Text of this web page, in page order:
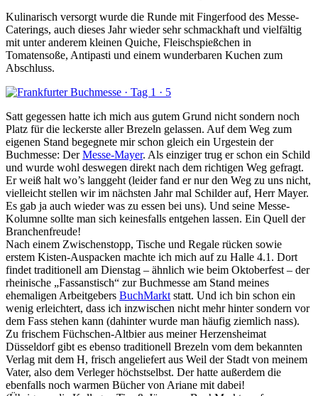
Kulinarisch versorgt wurde die Runde mit Fingerfood des Messe-
Caterings, auch dieses Jahr wieder sehr schmackhaft und vielfältig
mit unter anderem kleinen Quiche, Fleischspießchen in
Tomatensoße, Antipasti und einem wunderbaren Kuchen zum
Abschluss.
Satt gegessen hatte ich mich aus gutem Grund nicht sondern noch
Platz für die leckerste aller Brezeln gelassen. Auf dem Weg zum
eigenen Stand begegnete mir schon gleich ein Urgestein der
Buchmesse: DerMesse-Mayer. Als einziger trug er schon ein Schild
und wurde wohl deswegen direkt nach dem richtigen Weg gefragt.
Er weiß halt wo’s langgeht (leider fand er nur den Weg zu uns nicht,
vielleicht stellen wir im nächsten Jahr mal Schilder auf, Herr Mayer.
Es gab ja auch wieder was zu essen bei uns). Und seine Messe-
Kolumne sollte man sich keinesfalls entgehen lassen. Ein Quell der
Branchenfreude!
Nach einem Zwischenstopp, Tische und Regale rücken sowie
erstem Kisten-Auspacken machte ich mich auf zu Halle 4.1. Dort
findet traditionell am Dienstag – ähnlich wie beim Oktoberfest – der
rheinische „Fassanstisch“ zur Buchmesse am Stand meines
ehemaligen Arbeitgebers BuchMarktstatt. Und ich bin schon ein
wenig erleichtert, dass ich inzwischen nicht mehr hinter sondern vor
dem Fass stehen kann (dahinter wurde man häufig ziemlich nass).
Zu frischem Füchschen-Altbier aus meiner Herzensheimat
Düsseldorf gibt es ebenso traditionell Brezeln vom dem bekannten
Verlag mit dem H, frisch angeliefert aus Weil der Stadt von meinem
Vater, also dem Verleger höchstselbst. Der hatte außerdem die
ebenfalls noch warmen Bücher von Ariane mit dabei!